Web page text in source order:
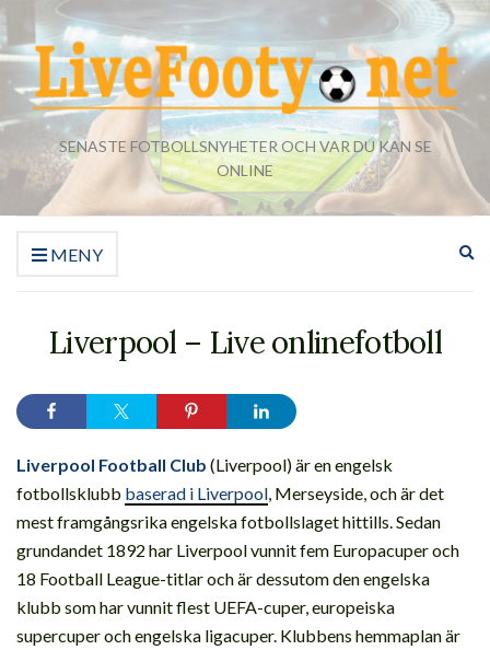
SENASTE FOTBOLLSNYHETER OCH VAR DU KAN SE
ONLINE
MENY
Liverpool – Live onlinefotboll
Liverpool Football Club (Liverpool) är en engelsk
fotbollsklubb baserad i Liverpool , Merseyside, och är det
mest framgångsrika engelska fotbollslaget hittills. Sedan
grundandet 1892 har Liverpool vunnit fem Europacuper och
18 Football League-titlar och är dessutom den engelska
klubb som har vunnit flest UEFA-cuper, europeiska
supercuper och engelska ligacuper. Klubbens hemmaplan är